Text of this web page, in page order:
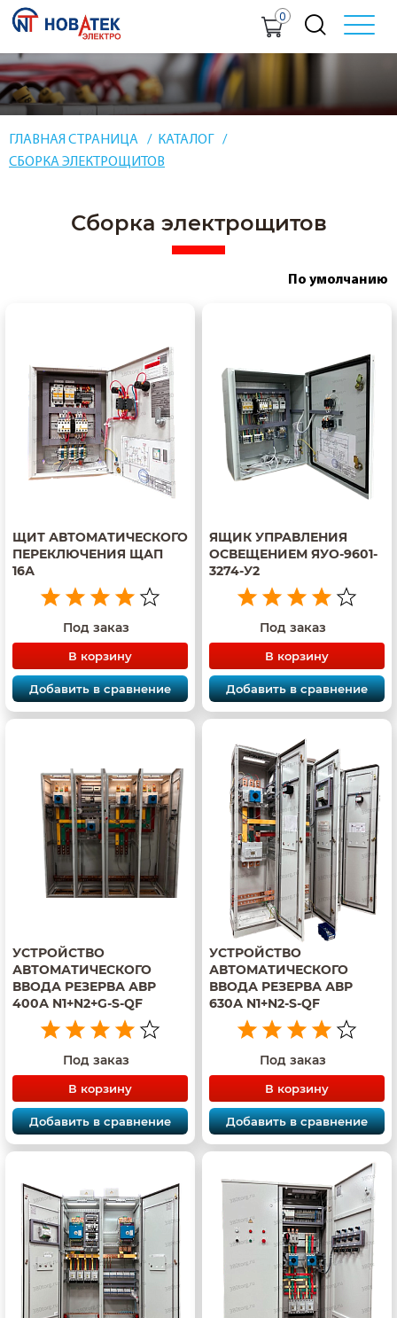
0
ГЛАВНАЯ СТРАНИЦА
КАТАЛОГ
СБОРКА ЭЛЕКТРОЩИТОВ
Сборка электрощитов
По умолчанию
ЩИТ АВТОМАТИЧЕСКОГО
ПЕРЕКЛЮЧЕНИЯ ЩАП
16А
Под заказ
В корзину
Добавить в сравнение
ЯЩИК УПРАВЛЕНИЯ
ОСВЕЩЕНИЕМ ЯУО-9601-
3274-У2
Под заказ
В корзину
Добавить в сравнение
УСТРОЙСТВО
АВТОМАТИЧЕСКОГО
ВВОДА РЕЗЕРВА АВР
400А N1+N2+G-S-QF
Под заказ
В корзину
Добавить в сравнение
УСТРОЙСТВО
АВТОМАТИЧЕСКОГО
ВВОДА РЕЗЕРВА АВР
630А N1+N2-S-QF
Под заказ
В корзину
Добавить в сравнение